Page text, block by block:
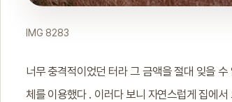
IMG 8283
너무 충격적이었던 터라 그 금액을 절대 잊을
체를 이용했다 . 이러다 보니 자연스럽게 집에